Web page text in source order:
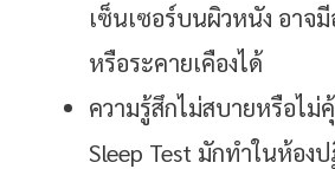
เซ็นเซอร์บนผิวหนัง อาจ
หรือระคายเคืองได้
ความรู้สึกไม่สบายหรือไม่
Sleep Test มักทำในห้อง